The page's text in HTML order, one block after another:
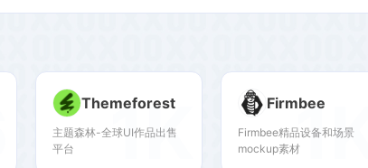
Themeforest
主题森林-全球UI作品出售
平台
1K Firmbee
Firmbee精品设备和场景
mockup素材1K